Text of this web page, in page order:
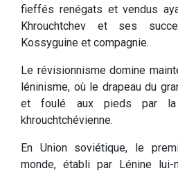
fieffés renégats et vendus
Khrouchtchev et ses
Kossyguine et compagnie.
Le révisionnisme domine
léninisme, où le drapeau du
et foulé aux pieds par la
khrouchtchévienne.
En Union soviétique, le
monde, établi par Lénine